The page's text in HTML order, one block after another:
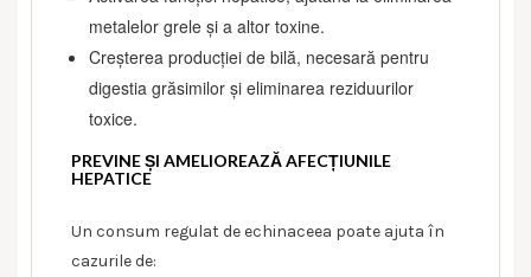
metalelor grele și a altor toxine.
Creșterea producției de bilă, necesară pentru
digestia grăsimilor și eliminarea reziduurilor
toxice.
PREVINE ȘI AMELIOREAZĂ AFECȚIUNILE
HEPATICE
Un consum regulat de echinaceea poate ajuta în
cazurile de: